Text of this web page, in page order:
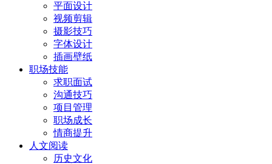
平面设计
视频剪辑
摄影技巧
字体设计
插画壁纸
职场技能
求职面试
沟通技巧
项目管理
职场成长
情商提升
人文阅读
历史文化